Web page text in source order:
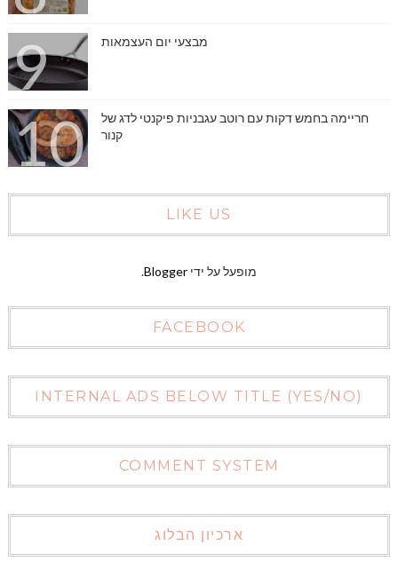
מבצעי יום העצמאות
חריימה בחמש דקות עם רוטב עגבניות פיקנטי לדג של
קנור
LIKE US
מופעל על ידי Blogger
.
FACEBOOK
INTERNAL ADS BELOW TITLE (YES/NO)
COMMENT SYSTEM
ארכיון הבלוג